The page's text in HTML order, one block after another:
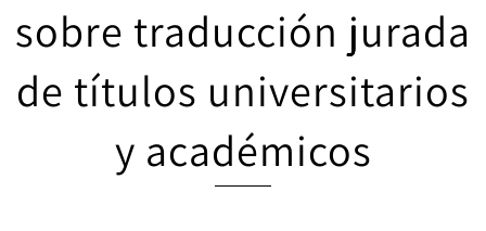
sobre traducción jurada
de títulos universitarios
y académicos